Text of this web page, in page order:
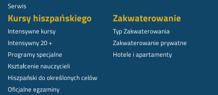
Serwis
Kursy hiszpańskiego
Intensywne kursy
Intensywny 20 +
Programy specjalne
Kształcenie nauczycieli
Hiszpański do określonych celów
Oficjalne egzaminy
Zakwaterowanie
Typ Zakwaterowania
Zakwaterowanie prywatne
Hotele i apartamenty